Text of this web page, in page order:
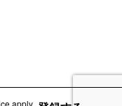
「ホ
apply.